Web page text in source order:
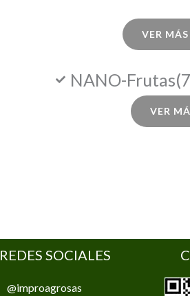
VER MÁS
NANO-
VER
REDES SOCIALES
@improagrosas